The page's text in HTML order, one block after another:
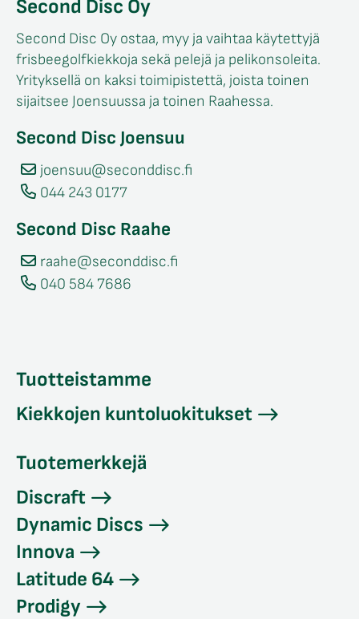
Second Disc Oy
Second Disc Oy ostaa, myy ja vaihtaa käytettyjä
frisbeegolfkiekkoja sekä pelejä ja pelikonsoleita.
Yrityksellä on kaksi toimipistettä, joista toinen
sijaitsee Joensuussa ja toinen Raahessa.
Second Disc Joensuu
joensuu@seconddisc.fi
044 243 0177
Second Disc Raahe
raahe@seconddisc.fi
040 584 7686
Tuotteistamme
Kiekkojen kuntoluokitukset
Tuotemerkkejä
Discraft
Dynamic Discs
Innova
Latitude 64
Prodigy